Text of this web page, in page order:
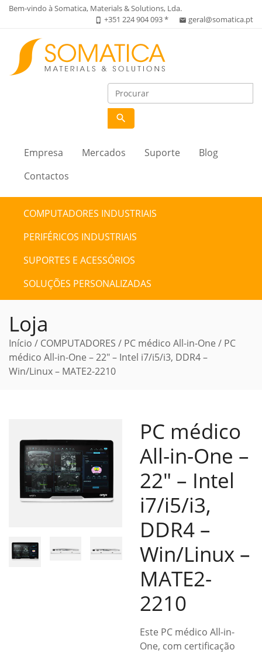
Bem-vindo à Somatica, Materials & Solutions, Lda.
phone_iphone +351 224 904 093 * email geral@somatica.pt
search
Empresa Mercados Suporte
Blog
Contactos
COMPUTADORES INDUSTRIAIS
PERIFÉRICOS INDUSTRIAIS
SUPORTES E ACESSÓRIOS
SOLUÇÕES PERSONALIZADAS
Loja
Início / COMPUTADORES / PC médico All-in-One / PC
médico All-in-One – 22″ – Intel i7/i5/i3, DDR4 –
Win/Linux – MATE2-2210
PC médico
All-in-One –
22″ – Intel
i7/i5/i3,
DDR4 –
Win/Linux –
MATE2-
2210
Este PC médico All-in-
One, com certificação